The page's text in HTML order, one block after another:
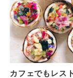
カフェでもレス